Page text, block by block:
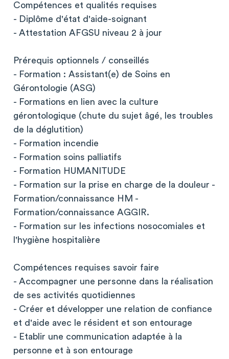
Compétences et qualités requises
- Diplôme d'état d'aide-soignant
- Attestation AFGSU niveau 2 à jour
Prérequis optionnels / conseillés
- Formation : Assistant(e) de Soins en
Gérontologie (ASG)
- Formations en lien avec la culture
gérontologique (chute du sujet âgé, les troubles
de la déglutition)
- Formation incendie
- Formation soins palliatifs
- Formation HUMANITUDE
- Formation sur la prise en charge de la douleur -
Formation/connaissance HM -
Formation/connaissance AGGIR.
- Formation sur les infections nosocomiales et
l'hygiène hospitalière
Compétences requises savoir faire
- Accompagner une personne dans la réalisation
de ses activités quotidiennes
- Créer et développer une relation de confiance
et d'aide avec le résident et son entourage
- Etablir une communication adaptée à la
personne et à son entourage